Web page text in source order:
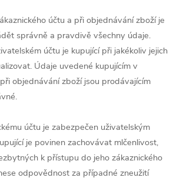
účtu a při objednávání zboží je
správně a pravdivě všechny údaje.
účtu je kupující při jakékoliv jejich
Údaje uvedené kupujícím v
objednávání zboží jsou prodávajícím
účtu je zabezpečen uživatelským
je povinen zachovávat mlčenlivost,
k přístupu do jeho zákaznického
odpovědnost za případné zneužití